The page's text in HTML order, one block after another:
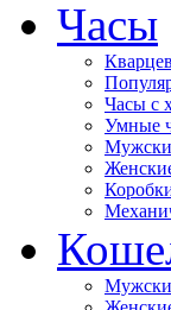
Часы
Часы с
Умные